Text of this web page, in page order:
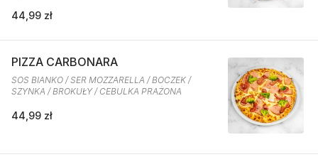
44,99 zł
PIZZA CARBONARA
SOS BIANKO / SER MOZZARELLA / BOCZEK /
SZYNKA / BROKUŁY / CEBULKA PRAŻONA
44,99 zł